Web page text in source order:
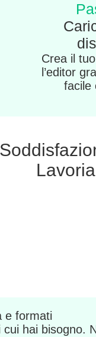
Crea il
l’editor
facile
e formati
hai bisogno.